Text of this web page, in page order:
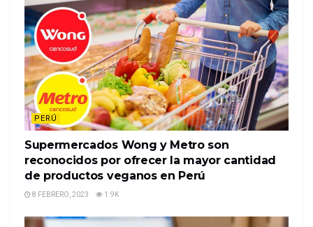
PERÚ
Supermercados Wong y Metro son
reconocidos por ofrecer la mayor cantidad
de productos veganos en Perú
8 FEBRERO, 2023 1.9K